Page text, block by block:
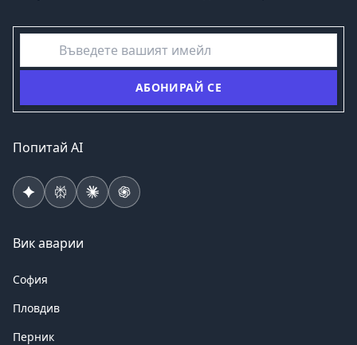
емайл
АБОНИРАЙ СЕ
Попитай AI
Вик аварии
София
Пловдив
Перник